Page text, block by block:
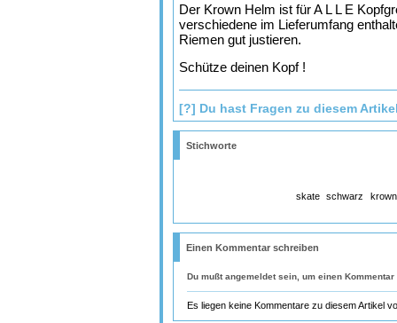
Der Krown Helm ist für A L L E
verschiedene im Lieferumfang
Riemen gut justieren.
Schütze deinen Kopf !
[?] Du hast Fragen zu diesem
Stichworte
skate schwarz krown
Einen Kommentar schreiben
Du mußtangemeldetsein, um einen Kommentar
Es liegen keine Kommentare zu diesem Artikel